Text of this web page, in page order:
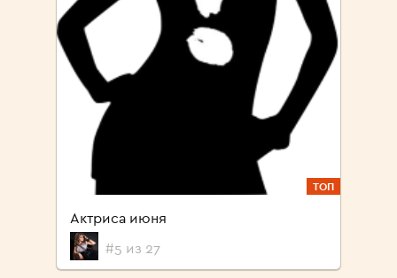
ТОП
Актриса июня
#5 из 27